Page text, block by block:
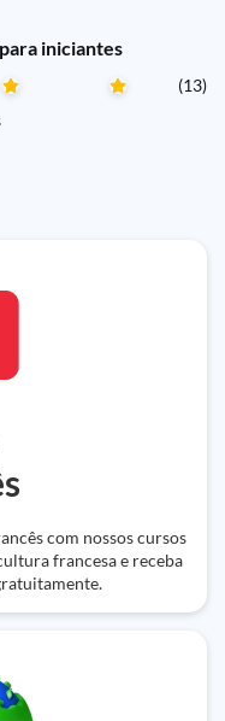
iniciantes
(13)
com nossos cursos
francesa e receba